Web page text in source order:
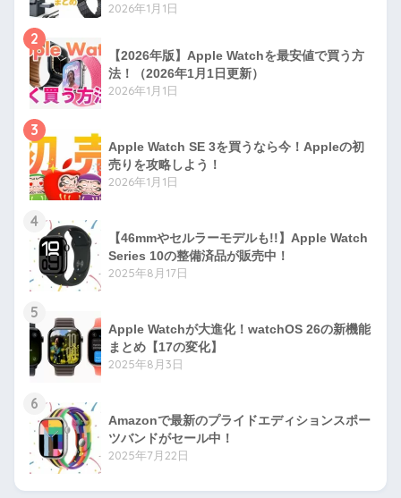
2026年1月1日
2
【2026年版】Apple Watchを最安値で買う方
法！（2026年1月1日更新）
2026年1月1日
3
Apple Watch SE 3を買うなら今！Appleの初
売りを攻略しよう！
2026年1月1日
4
【46mmやセルラーモデルも!!】Apple Watch
Series 10の整備済品が販売中！
2025年8月17日
5
Apple Watchが大進化！watchOS 26の新機能
まとめ【17の変化】
2025年8月3日
6
Amazonで最新のプライドエディションスポー
ツバンドがセール中！
2025年7月22日